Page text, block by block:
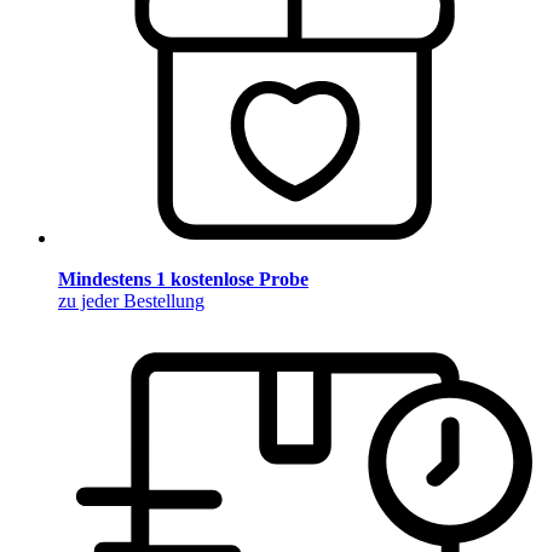
Mindestens 1 kostenlose Probe
zu jeder Bestellung